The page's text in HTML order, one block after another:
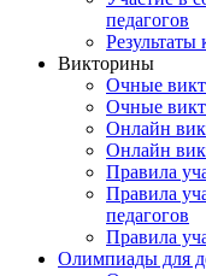
педагогов
Викторины
Очные
Очные
Онлайн
Онлайн
Правила
Правила
педагогов
Правила
Олимпиады для